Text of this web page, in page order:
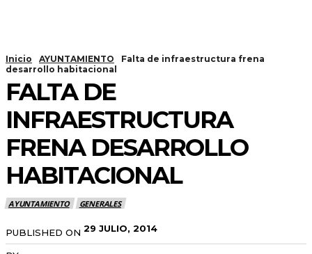
Inicio AYUNTAMIENTO
Falta de infraestructura frena
desarrollo habitacional
FALTA DE
INFRAESTRUCTURA
FRENA DESARROLLO
HABITACIONAL
AYUNTAMIENTO GENERALES
PUBLISHED ON 29 JULIO, 2014